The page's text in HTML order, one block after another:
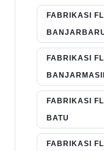
FABRIKASI
FABRIKASI
FABRIKASI
BATU
FABRIKASI